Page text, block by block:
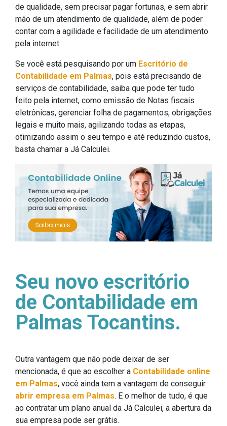
de qualidade, sem precisar pagar fortunas, e sem abrir
mão de um atendimento de qualidade, além de poder
contar com a agilidade e facilidade de um atendimento
pela internet.
Se você está pesquisando por um Escritório de
Contabilidade em Palmas, pois está precisando de
serviços de contabilidade, saiba que pode ter tudo
feito pela internet, como emissão de Notas fiscais
eletrônicas, gerenciar folha de pagamentos, obrigações
legais e muito mais, agilizando todas as etapas,
otimizando assim o seu tempo e até reduzindo custos,
basta chamar a Já Calculei.
Seu novo escritório
de Contabilidade em
Palmas Tocantins.
Outra vantagem que não pode deixar de ser
mencionada, é que ao escolher a Contabilidade online
em Palmas, você ainda tem a vantagem de conseguir
abrir empresa em Palmas. E o melhor de tudo, é que
ao contratar um plano anual da Já Calculei, a abertura da
sua empresa pode ser grátis.